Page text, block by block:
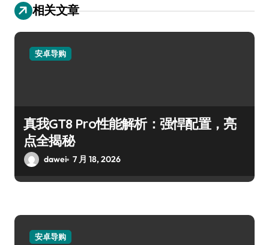
相关文章
安卓导购
真我GT8 Pro性能解析：强悍配置，亮
点全揭秘
dawei 7 月 18, 2026
安卓导购